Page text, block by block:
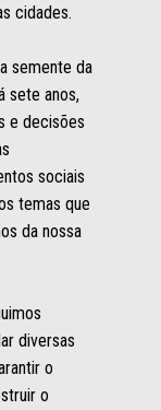
cidades.
semente da
sete anos,
e decisões
sociais
temas que
da nossa
diversas
o
o